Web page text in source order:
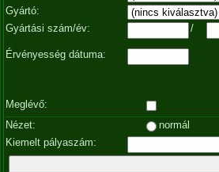
Gyártó:
Gyártási szám/év:
/
Érvényesség dátuma:
Meglévő:
Nézet:
normál
Kiemelt pályaszám: